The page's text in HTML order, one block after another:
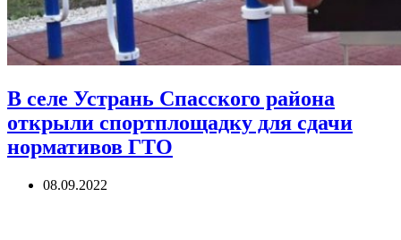
В селе Устрань Спасского района
открыли спортплощадку для сдачи
нормативов ГТО
08.09.2022